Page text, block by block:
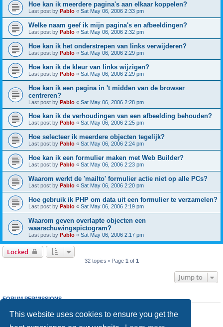
This website uses cookies to ensure you get the
Hoe kan ik meerdere pagina's aan elkaar koppelen?
Last post by Pablo « Sat May 06, 2006 2:33 pm
Welke naam geef ik mijn pagina's en afbeeldingen?
Last post by Pablo « Sat May 06, 2006 2:32 pm
Hoe kan ik het onderstrepen van links verwijderen?
Last post by Pablo « Sat May 06, 2006 2:29 pm
Hoe kan ik de kleur van links wijzigen?
Last post by Pablo « Sat May 06, 2006 2:29 pm
Hoe kan ik een pagina in 't midden van de browser
centreren?
Last post by Pablo « Sat May 06, 2006 2:28 pm
Hoe kan ik de verhoudingen van een afbeelding behouden?
Last post by Pablo « Sat May 06, 2006 2:25 pm
Hoe selecteer ik meerdere objecten tegelijk?
Last post by Pablo « Sat May 06, 2006 2:24 pm
Hoe kan ik een formulier maken met Web Builder?
Last post by Pablo « Sat May 06, 2006 2:23 pm
Waarom werkt de 'mailto' formulier actie niet op alle PCs?
Last post by Pablo « Sat May 06, 2006 2:20 pm
Hoe gebruik ik PHP om data uit een formulier te verzamelen?
Last post by Pablo « Sat May 06, 2006 2:19 pm
Waarom geven overlapte objecten een
waarschuwingspictogram?
Last post by Pablo « Sat May 06, 2006 2:17 pm
Locked
32 topics • Page 1 of 1
Jump to
FORUM PERMISSIONS
cannotreply to topics in this forum